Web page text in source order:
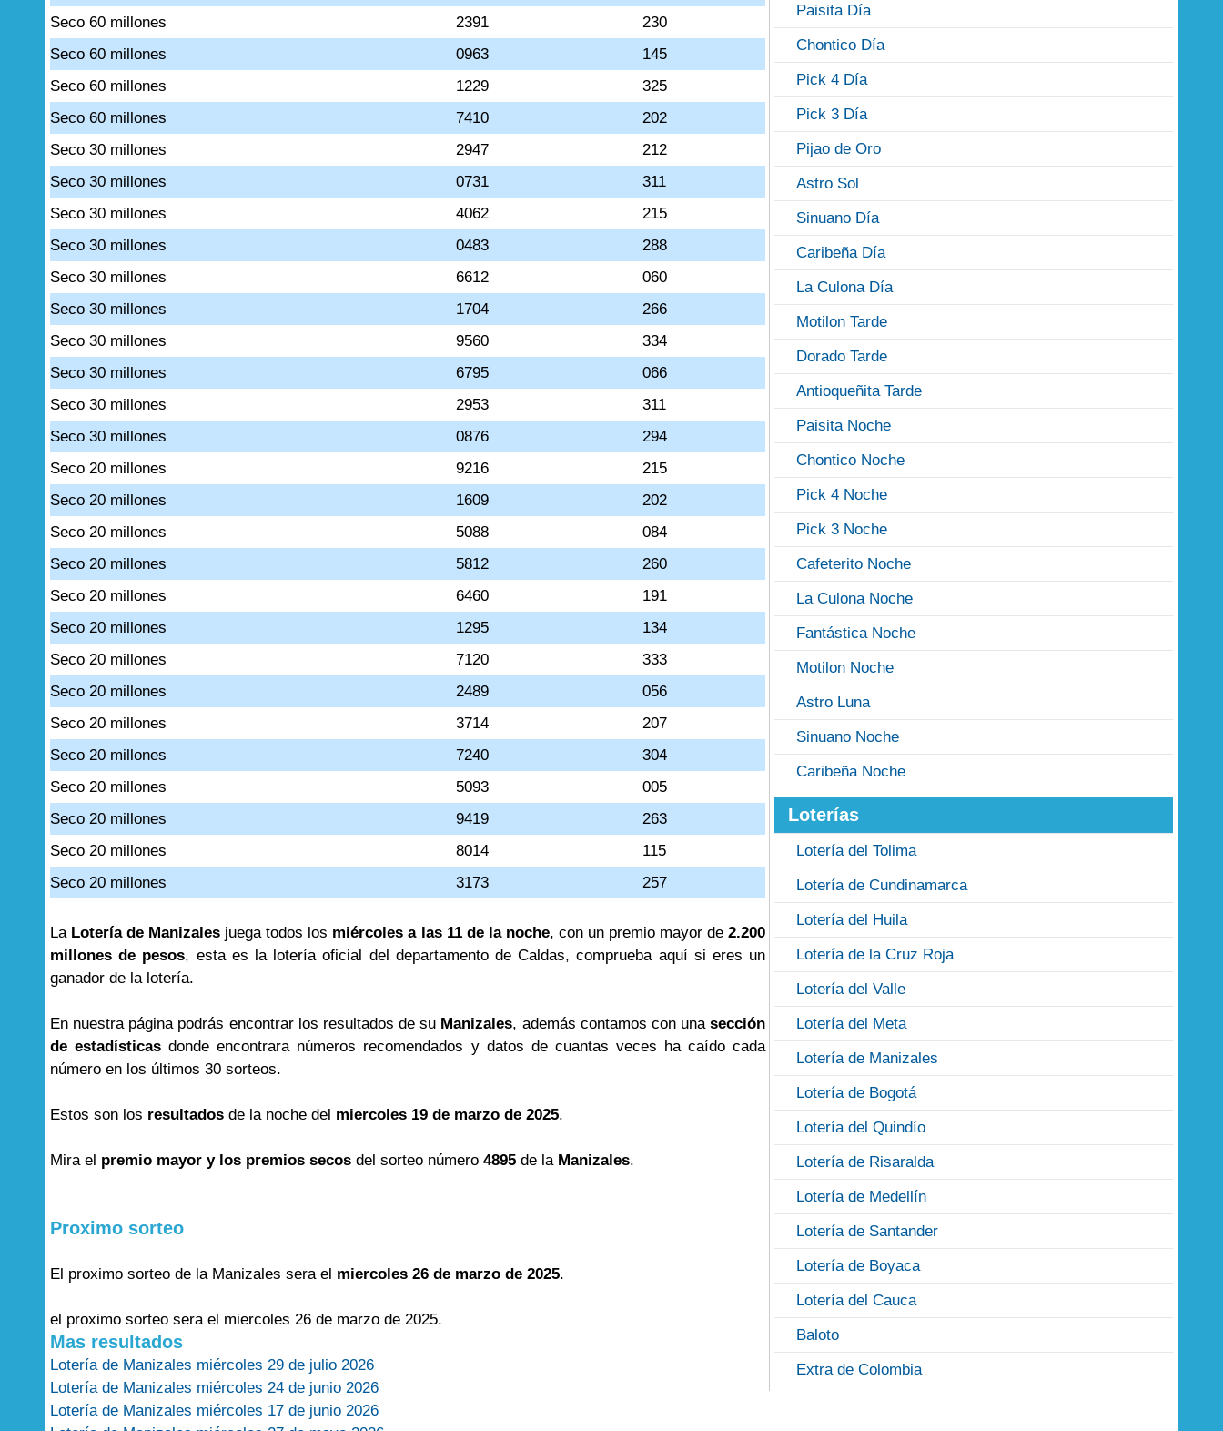
Seco 60 millones
2391
230
Seco 60 millones
0963
145
Seco 60 millones
1229
325
Seco 60 millones
7410
202
Seco 30 millones
2947
212
Seco 30 millones
0731
311
Seco 30 millones
4062
215
Seco 30 millones
0483
288
Seco 30 millones
6612
060
Seco 30 millones
1704
266
Seco 30 millones
9560
334
Seco 30 millones
6795
066
Seco 30 millones
2953
311
Seco 30 millones
0876
294
Seco 20 millones
9216
215
Seco 20 millones
1609
202
Seco 20 millones
5088
084
Seco 20 millones
5812
260
Seco 20 millones
6460
191
Seco 20 millones
1295
134
Seco 20 millones
7120
333
Seco 20 millones
2489
056
Seco 20 millones
3714
207
Seco 20 millones
7240
304
Seco 20 millones
5093
005
Seco 20 millones
9419
263
Seco 20 millones
8014
115
Seco 20 millones
3173 257
La Lotería de Manizales juega todos los miércoles a las 11 de la noche, con un premio mayor de2.200
millones de pesos, esta es la lotería oficial del departamento de Caldas, comprueba aquí si eres un
ganador de la lotería.
En nuestra página podrás encontrar los resultados de su Manizales, además contamos con unasección
de estadísticas donde encontrara números recomendados y datos de cuantas veces ha caído cada
número en los últimos 30 sorteos.
Estos son los resultados de la noche del miercoles 19 de marzo de 2025.
Mira el premio mayor y los premios secos del sorteo número 4895 de la Manizales.
Proximo sorteo
El proximo sorteo de la Manizales sera el miercoles 26 de marzo de 2025.
el proximo sorteo sera el miercoles 26 de marzo de 2025.
Mas resultados
Lotería de Manizales miércoles 29 de julio 2026
Lotería de Manizales miércoles 24 de junio 2026
Lotería de Manizales miércoles 17 de junio 2026
Paisita Día
Chontico Día
Pick 4 Día
Pick 3 Día
Pijao de Oro
Astro Sol
Sinuano Día
Caribeña Día
La Culona Día
Motilon Tarde
Dorado Tarde
Antioqueñita Tarde
Paisita Noche
Chontico Noche
Pick 4 Noche
Pick 3 Noche
Cafeterito Noche
La Culona Noche
Fantástica Noche
Motilon Noche
Astro Luna
Sinuano Noche
Caribeña Noche
Loterías
Lotería del Tolima
Lotería de Cundinamarca
Lotería del Huila
Lotería de la Cruz Roja
Lotería del Valle
Lotería del Meta
Lotería de Manizales
Lotería de Bogotá
Lotería del Quindío
Lotería de Risaralda
Lotería de Medellín
Lotería de Santander
Lotería de Boyaca
Lotería del Cauca
Baloto
Extra de Colombia